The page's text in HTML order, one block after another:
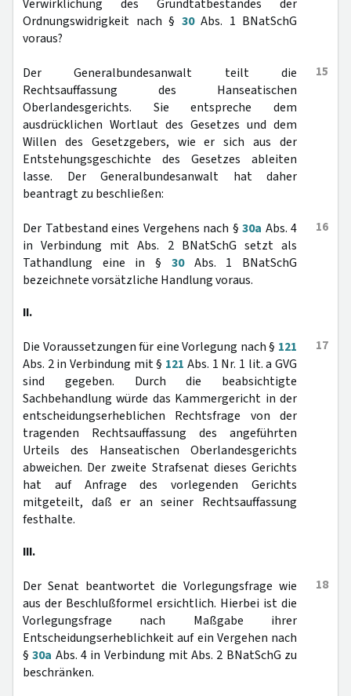
Verwirklichung des Grundtatbestandes der
Ordnungswidrigkeit nach § 30Abs. 1 BNatSchG
voraus?
15
Der Generalbundesanwalt teilt die
Rechtsauffassung des Hanseatischen
Oberlandesgerichts. Sie entspreche dem
ausdrücklichen Wortlaut des Gesetzes und dem
Willen des Gesetzgebers, wie er sich aus der
Entstehungsgeschichte des Gesetzes ableiten
lasse. Der Generalbundesanwalt hat daher
beantragt zu beschließen:
16
Der Tatbestand eines Vergehens nach § 30a Abs. 4
in Verbindung mit Abs. 2 BNatSchG setzt als
Tathandlung eine in § 30Abs. 1 BNatSchG
bezeichnete vorsätzliche Handlung voraus.
II.
17
Die Voraussetzungen für eine Vorlegung nach § 121
Abs. 2 in Verbindung mit § 121 Abs. 1 Nr. 1 lit. a GVG
sind gegeben. Durch die beabsichtigte
Sachbehandlung würde das Kammergericht in der
entscheidungserheblichen Rechtsfrage von der
tragenden Rechtsauffassung des angeführten
Urteils des Hanseatischen Oberlandesgerichts
abweichen. Der zweite Strafsenat dieses Gerichts
hat auf Anfrage des vorlegenden Gerichts
mitgeteilt, daß er an seiner Rechtsauffassung
festhalte.
III.
18
Der Senat beantwortet die Vorlegungsfrage wie
aus der Beschlußformel ersichtlich. Hierbei ist die
Vorlegungsfrage nach Maßgabe ihrer
Entscheidungserheblichkeit auf ein Vergehen nach
§30a Abs. 4 in Verbindung mit Abs. 2 BNatSchG zu
beschränken.